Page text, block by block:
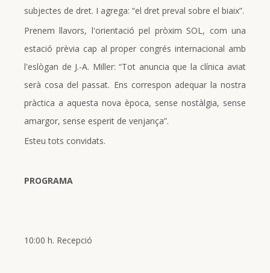
subjectes de dret. I agrega: “el dret preval sobre el biaix”.
Prenem llavors, l'orientació pel pròxim SOL, com una
estació prèvia cap al proper congrés internacional amb
l'eslògan de J.-A. Miller: “Tot anuncia que la clínica aviat
serà cosa del passat. Ens correspon adequar la nostra
pràctica a aquesta nova època, sense nostàlgia, sense
amargor, sense esperit de venjança”.
Esteu tots convidats.
PROGRAMA
10:00 h. Recepció